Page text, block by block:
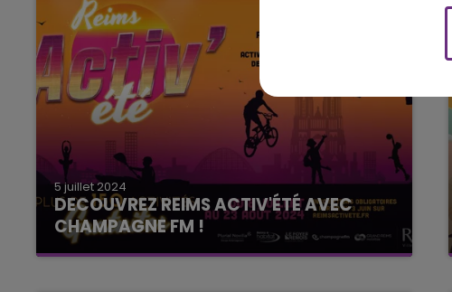
5 juillet 2024
DECOUVREZ REIMS ACTIV'ÉTÉ AVEC
CHAMPAGNE FM !
Du 8 juillet au 23 août 2024